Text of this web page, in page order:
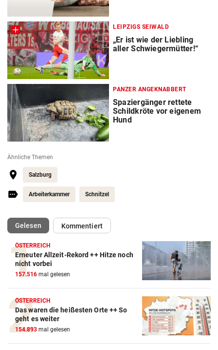
LEIPZIGS SEIWALD
„Er ist wie der Liebling
aller Schwiegermütter!“
PANZER ANGEKNABBERT
Spaziergänger rettete
Schildkröte vor eigenem
Hund
Ähnliche Themen
Salzburg
Arbeiterkammer Schnitzel
Gelesen(ausgewählt)Kommentiert
ÖSTERREICH
Erneuter Allzeit-Rekord ++ Hitze noch
nicht vorbei
157.516 mal gelesen
ÖSTERREICH
Das waren die heißesten Orte ++ So
geht es weiter
154.893 mal gelesen